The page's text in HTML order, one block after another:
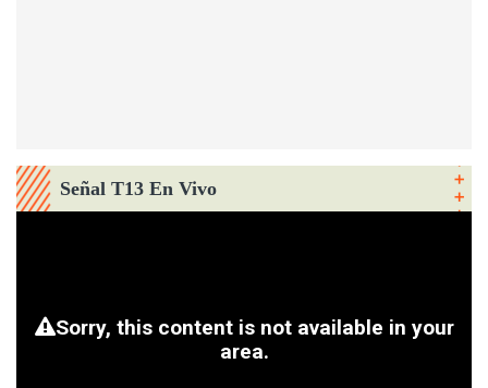
Señal T13 En Vivo